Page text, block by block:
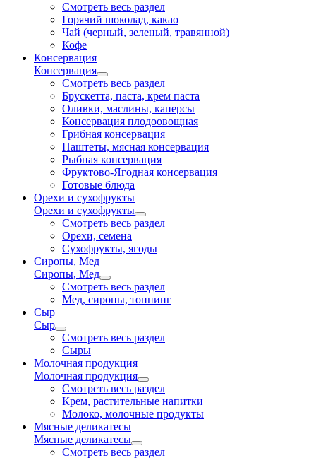
Смотреть весь раздел
Горячий шоколад, какао
Чай (черный, зеленый, травянной)
Кофе
Консервация
Консервация
Смотреть весь раздел
Брускетта, паста, крем паста
Оливки, маслины, каперсы
Консервация плодоовощная
Грибная консервация
Паштеты, мясная консервация
Рыбная консервация
Фруктово-Ягодная консервация
Готовые блюда
Орехи и сухофрукты
Орехи и сухофрукты
Смотреть весь раздел
Орехи, семена
Сухофрукты, ягоды
Сиропы, Мед
Сиропы, Мед
Смотреть весь раздел
Мед, сиропы, топпинг
Сыр
Сыр
Смотреть весь раздел
Сыры
Молочная продукция
Молочная продукция
Смотреть весь раздел
Крем, растительные напитки
Молоко, молочные продукты
Мясные деликатесы
Мясные деликатесы
Смотреть весь раздел